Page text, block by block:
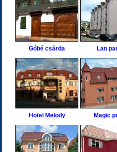
Góbé csárda Lan
Hotel Melody Magic